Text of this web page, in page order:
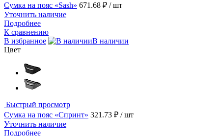
Сумка на пояс «Sash» 671.68 ₽ / шт
Уточнить наличие
Подробнее
К сравнению
В избранное
В наличии
Цвет
Быстрый просмотр
Сумка на пояс «Спринт» 321.73 ₽ / шт
Уточнить наличие
Подробнее